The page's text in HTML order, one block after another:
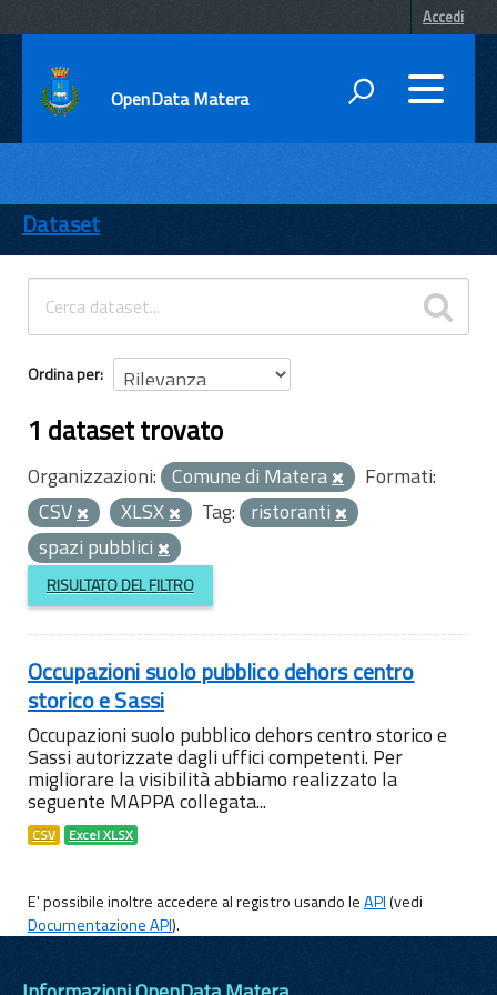
Accedi
OpenData Matera
ENTI
TEMI
INFORMAZIONI
Dataset
Ordina per
1 dataset trovato
Organizzazioni: Comune di Matera
Formati:
CSV
XLSX Tag: ristoranti
spazi pubblici
RISULTATO DEL FILTRO
Occupazioni suolo pubblico dehors centro
storico e Sassi
Occupazioni suolo pubblico dehors centro storico e
Sassi autorizzate dagli uffici competenti. Per
migliorare la visibilità abbiamo realizzato la
seguente MAPPA collegata...
CSV Excel XLSX
E' possibile inoltre accedere al registro usando leAPI(vedi
Documentazione API).